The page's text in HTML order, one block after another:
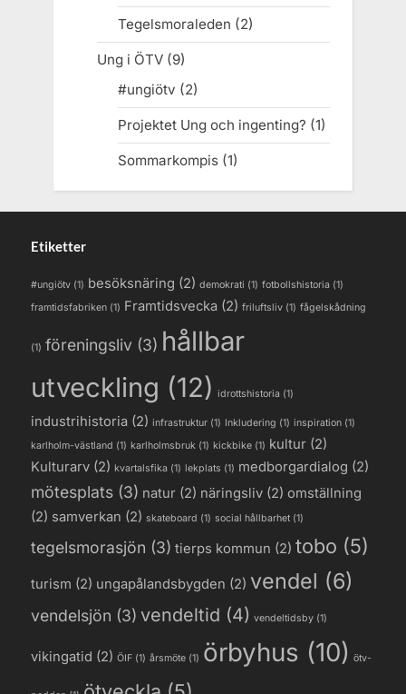
Tegelsmoraleden (2)
Ung i ÖTV(9)
#ungiötv (2)
Projektet Ung och ingenting? (1)
Sommarkompis(1)
Etiketter
#ungiötv (1) besöksnäring (2) demokrati (1) fotbollshistoria (1)
framtidsfabriken (1) Framtidsvecka (2) friluftsliv (1) fågelskådning
(1) föreningsliv (3) hållbar
utveckling (12) idrottshistoria (1)
industrihistoria (2) infrastruktur (1) Inkludering (1) inspiration (1)
karlholm-västland (1) karlholmsbruk (1) kickbike (1) kultur (2)
Kulturarv (2) kvartalsfika (1) lekplats (1) medborgardialog (2)
mötesplats (3) natur (2) näringsliv (2) omställning
(2) samverkan (2) skateboard (1) social hållbarhet (1)
tegelsmorasjön (3) tierps kommun (2) tobo (5)
turism (2) ungapålandsbygden (2) vendel (6)
vendelsjön (3) vendeltid (4) vendeltidsby (1)
vikingatid (2) ÖIF (1) årsmöte (1) örbyhus (10) ötv-